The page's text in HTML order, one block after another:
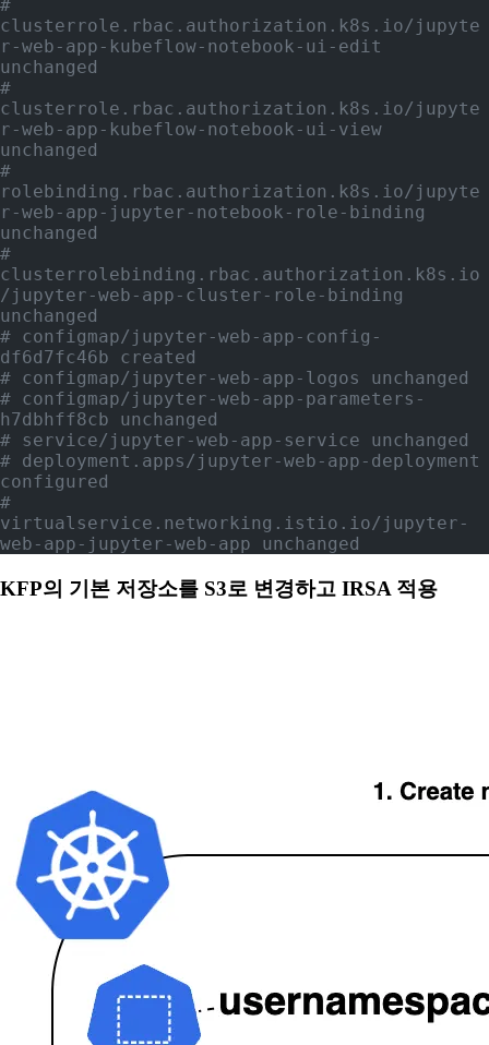
#
clusterrole.rbac.authorization.k8s.io/jupyte
r-web-app-kubeflow-notebook-ui-edit
unchanged
#
clusterrole.rbac.authorization.k8s.io/jupyte
r-web-app-kubeflow-notebook-ui-view
unchanged
#
rolebinding.rbac.authorization.k8s.io/jupyte
r-web-app-jupyter-notebook-role-binding
unchanged
#
clusterrolebinding.rbac.authorization.k8s.io
/jupyter-web-app-cluster-role-binding
unchanged
# configmap/jupyter-web-app-config-
df6d7fc46b created
# configmap/jupyter-web-app-logos unchanged
# configmap/jupyter-web-app-parameters-
h7dbhff8cb unchanged
# service/jupyter-web-app-service unchanged
# deployment.apps/jupyter-web-app-deployment
configured
#
virtualservice.networking.istio.io/jupyter-
web-app-jupyter-web-app unchanged
KFP의 기본 저장소를 S3로 변경하고 IRSA 적용